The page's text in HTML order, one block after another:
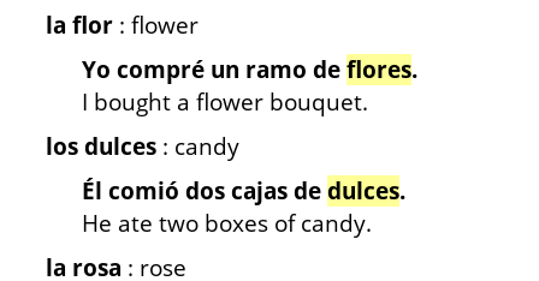
la flor : flower
Yo compré un ramo deflores.
I bought a flower bouquet.
los dulces : candy
Él comió dos cajas dedulces.
He ate two boxes of candy.
la rosa : rose